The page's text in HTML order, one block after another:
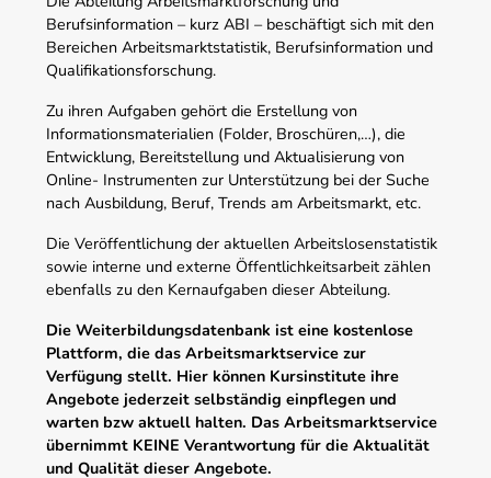
Berufsinformation – kurz ABI – beschäftigt sich mit den
Bereichen Arbeitsmarktstatistik, Berufsinformation und
Qualifikationsforschung.
Zu ihren Aufgaben gehört die Erstellung von
Informationsmaterialien (Folder, Broschüren,…), die
Entwicklung, Bereitstellung und Aktualisierung von
Online- Instrumenten zur Unterstützung bei der Suche
nach Ausbildung, Beruf, Trends am Arbeitsmarkt, etc.
Die Veröffentlichung der aktuellen Arbeitslosenstatistik
sowie interne und externe Öffentlichkeitsarbeit zählen
ebenfalls zu den Kernaufgaben dieser Abteilung.
Die Weiterbildungsdatenbank ist eine kostenlose
Plattform, die das Arbeitsmarktservice zur
Verfügung stellt. Hier können Kursinstitute ihre
Angebote jederzeit selbständig einpflegen und
warten bzw aktuell halten. Das Arbeitsmarktservice
übernimmt KEINE Verantwortung für die Aktualität
und Qualität dieser Angebote.